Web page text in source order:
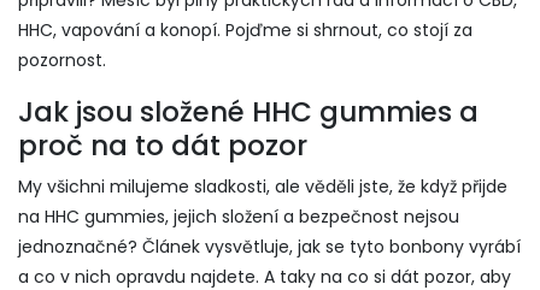
HHC, vapování a konopí. Pojďme si shrnout, co stojí za
pozornost.
Jak jsou složené HHC gummies a
proč na to dát pozor
My všichni milujeme sladkosti, ale věděli jste, že když přijde
na HHC gummies, jejich složení a bezpečnost nejsou
jednoznačné? Článek vysvětluje, jak se tyto bonbony vyrábí
a co v nich opravdu najdete. A taky na co si dát pozor, aby